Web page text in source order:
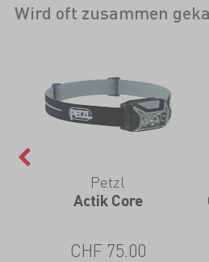
Wird oft zusammen
Petzl
Actik Core
CHF 75.00